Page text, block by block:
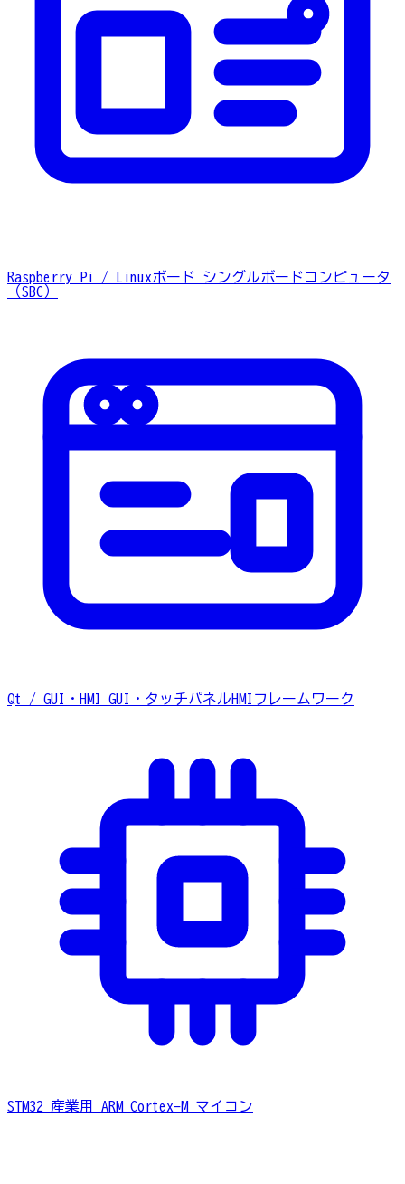
Raspberry Pi / Linuxボード
シングルボードコンピュータ
（SBC）
Qt / GUI・HMI GUI・タッチパネルHMIフレームワーク
STM32 産業用 ARM Cortex-M マイコン